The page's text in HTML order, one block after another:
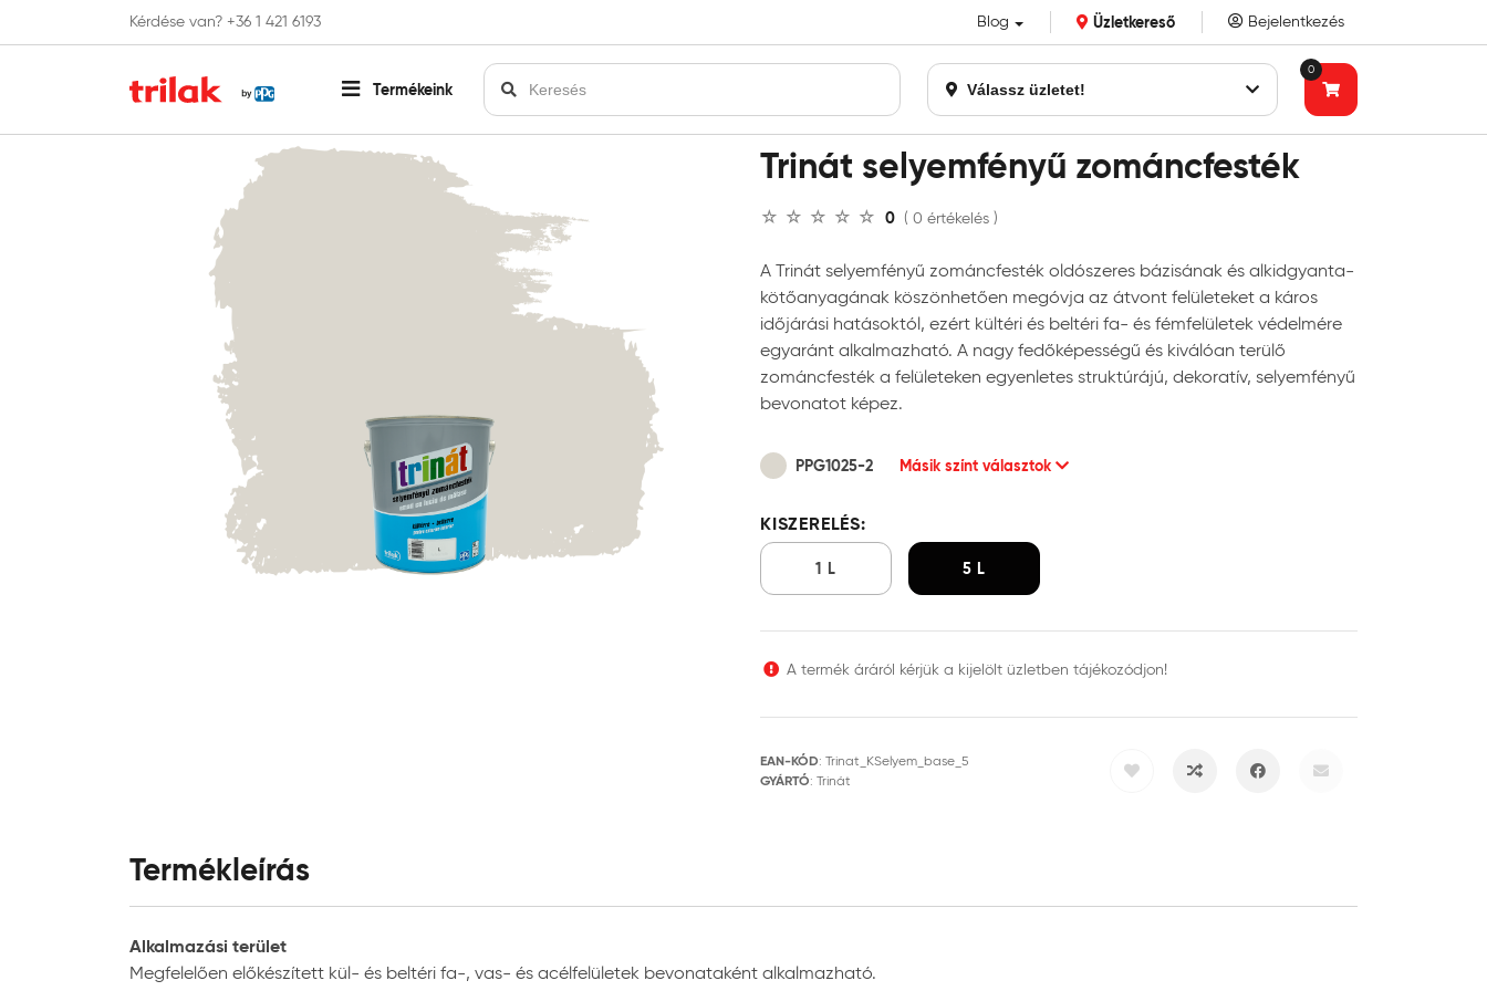
Kérdése van? +36 1 421 6193 Blog Üzletkereső Bejelentkezés
Termékeink Válassz üzletet!
0
Fontos tájékoztatás! Webshopunk hamarosan bezárásra kerül. Kérjük, új rendelést már ne adjon le. Köszönjük eddigi bizalmát!
Trinát selyemfényű zománcfesték
0 ( 0 értékelés )
A Trinát selyemfényű zománcfesték oldószeres bázisának és alkidgyanta-
kötőanyagának köszönhetően megóvja az átvont felületeket a káros
időjárási hatásoktól, ezért kültéri és beltéri fa- és fémfelületek védelmére
egyaránt alkalmazható. A nagy fedőképességű és kiválóan terülő
zománcfesték a felületeken egyenletes struktúrájú, dekoratív, selyemfényű
bevonatot képez.
PPG1025-2 Másik színt választok
KISZERELÉS:
1 L 5 L
A termék áráról kérjük a kijelölt üzletben tájékozódjon!
EAN-KÓD: Trinat_KSelyem_base_5
GYÁRTÓ: Trinát
Termékleírás
Alkalmazási terület
Megfelelően előkészített kül- és beltéri fa-, vas- és acélfelületek bevonataként alkalmazható.